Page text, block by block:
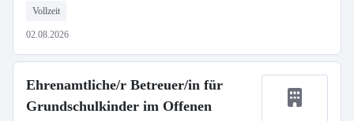
Vollzeit
02.08.2026
Ehrenamtliche/r Betreuer/in für
Grundschulkinder im Offenen